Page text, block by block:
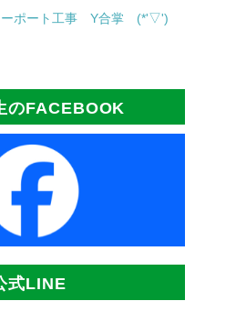
ーポート工事 Y合掌 (*'▽')
FACEBOOK
式LINE